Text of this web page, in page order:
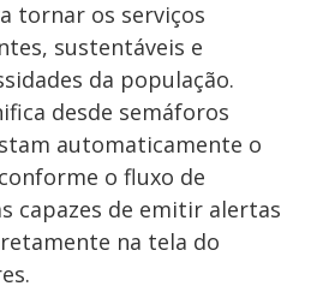
tornar os serviços
sustentáveis e
da população.
desde semáforos
automaticamente o
o fluxo de
capazes de emitir alertas
na tela do